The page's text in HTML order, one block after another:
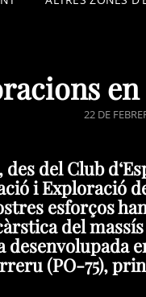
POSTED
22 DE
des del Club
i Exploració
esforços
del
(PO-75),